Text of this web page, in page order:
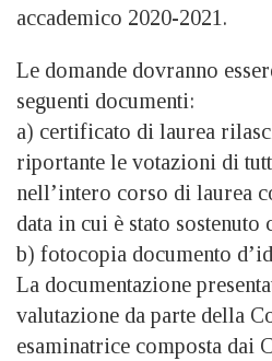
accademico 2020-2021.
Le domande dovranno
seguenti documenti:
a) certificato di laurea
riportante le votazioni di
nell’intero corso di laurea
data in cui è stato sostenuto
b) fotocopia documento
La documentazione
valutazione da parte della
esaminatrice composta dai